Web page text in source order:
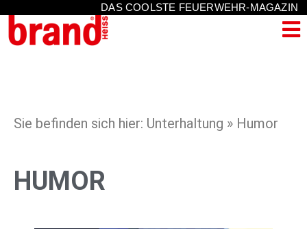
DAS COOLSTE FEUERWEHR-MAGAZIN
Sie befinden sich hier: Unterhaltung » Humor
HUMOR